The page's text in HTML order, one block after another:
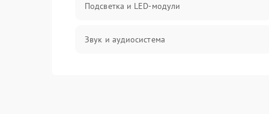
Подсветка и LED-модули
Звук и аудиосистема